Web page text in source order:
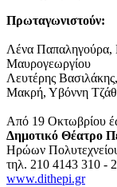
Πρωταγωνιστούν:
Λένα Παπαληγούρα,
Μαυρογεωργίου
Λευτέρης
Μακρή, Υβόννη
Από 19 Οκτωβρίου
Δημοτικό Θέατρο
Ηρώων
τηλ. 210 4143 310 -
www.dithepi.gr